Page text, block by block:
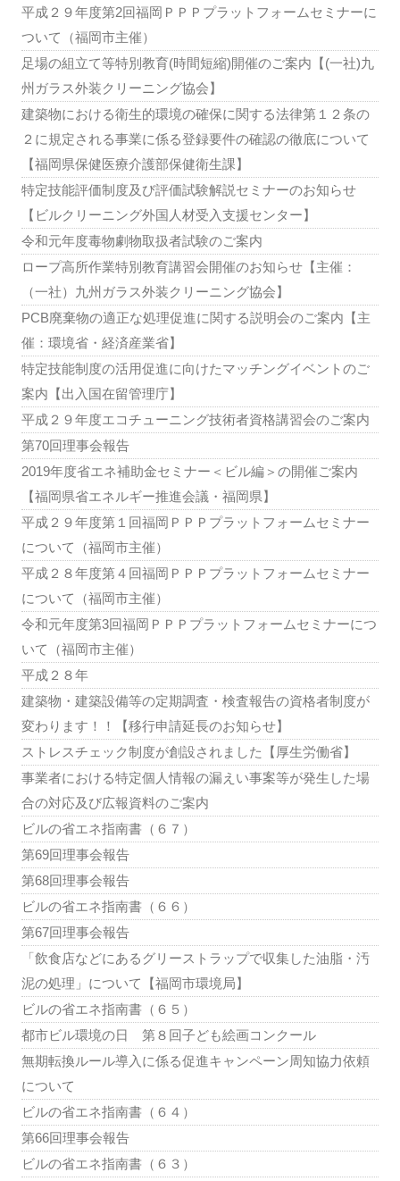
平成２９年度第2回福岡ＰＰＰプラットフォームセミナーに
ついて（福岡市主催）
足場の組立て等特別教育(時間短縮)開催のご案内【(一社)九
州ガラス外装クリーニング協会】
建築物における衛生的環境の確保に関する法律第１２条の
２に規定される事業に係る登録要件の確認の徹底について
【福岡県保健医療介護部保健衛生課】
特定技能評価制度及び評価試験解説セミナーのお知らせ
【ビルクリーニング外国人材受入支援センター】
令和元年度毒物劇物取扱者試験のご案内
ロープ高所作業特別教育講習会開催のお知らせ【主催：
（一社）九州ガラス外装クリーニング協会】
PCB廃棄物の適正な処理促進に関する説明会のご案内【主
催：環境省・経済産業省】
特定技能制度の活用促進に向けたマッチングイベントのご
案内【出入国在留管理庁】
平成２９年度エコチューニング技術者資格講習会のご案内
第70回理事会報告
2019年度省エネ補助金セミナー＜ビル編＞の開催ご案内
【福岡県省エネルギー推進会議・福岡県】
平成２９年度第１回福岡ＰＰＰプラットフォームセミナー
について（福岡市主催）
平成２８年度第４回福岡ＰＰＰプラットフォームセミナー
について（福岡市主催）
令和元年度第3回福岡ＰＰＰプラットフォームセミナーにつ
いて（福岡市主催）
平成２８年
建築物・建築設備等の定期調査・検査報告の資格者制度が
変わります！！【移行申請延長のお知らせ】
ストレスチェック制度が創設されました【厚生労働省】
事業者における特定個人情報の漏えい事案等が発生した場
合の対応及び広報資料のご案内
ビルの省エネ指南書（６７）
第69回理事会報告
第68回理事会報告
ビルの省エネ指南書（６６）
第67回理事会報告
「飲食店などにあるグリーストラップで収集した油脂・汚
泥の処理」について【福岡市環境局】
ビルの省エネ指南書（６５）
都市ビル環境の日 第８回子ども絵画コンクール
無期転換ルール導入に係る促進キャンペーン周知協力依頼
について
ビルの省エネ指南書（６４）
第66回理事会報告
ビルの省エネ指南書（６３）